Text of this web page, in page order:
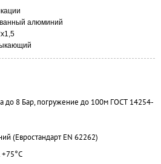
алюминий
до 8 Бар, погружение до 100м ГОСТ 14254-
(Евростандарт EN 62262)